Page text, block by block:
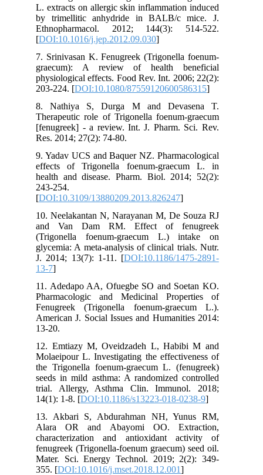
L. extracts on allergic skin inflammation induced
by trimellitic anhydride in BALB/c mice. J.
Ethnopharmacol. 2012; 144(3): 514-522.
[DOI:10.1016/j.jep.2012.09.030
7. Srinivasan K. Fenugreek (Trigonella foenum-
graecum): A review of health beneficial
physiological effects. Food Rev. Int. 2006; 22(2):
203-224. [DOI:10.1080/87559120600586315
8. Nathiya S, Durga M and Devasena T.
Therapeutic role of Trigonella foenum-graecum
[fenugreek] - a review. Int. J. Pharm. Sci. Rev.
Res. 2014; 27(2): 74-80.
9. Yadav UCS and Baquer NZ. Pharmacological
effects of Trigonella foenum-graecum L. in
health and disease. Pharm. Biol. 2014; 52(2):
243-254.
[DOI:10.3109/13880209.2013.826247
10. Neelakantan N, Narayanan M, De Souza RJ
and Van Dam RM. Effect of fenugreek
(Trigonella foenum-graecum L.) intake on
glycemia: A meta-analysis of clinical trials. Nutr.
J. 2014; 13(7): 1-11. [DOI:10.1186/1475-2891-
13-7
11. Adedapo AA, Ofuegbe SO and Soetan KO.
Pharmacologic and Medicinal Properties of
Fenugreek (Trigonella foenum-graecum L.).
American J. Social Issues and Humanities 2014:
13-20.
12. Emtiazy M, Oveidzadeh L, Habibi M and
Molaeipour L. Investigating the effectiveness of
the Trigonella foenum-graecum L. (fenugreek)
seeds in mild asthma: A randomized controlled
trial. Allergy, Asthma Clin. Immunol. 2018;
14(1): 1-8. [DOI:10.1186/s13223-018-0238-9
13. Akbari S, Abdurahman NH, Yunus RM,
Alara OR and Abayomi OO. Extraction,
characterization and antioxidant activity of
fenugreek (Trigonella-foenum graecum) seed oil.
Mater. Sci. Energy Technol. 2019; 2(2): 349-
355. [DOI:10.1016/j.mset.2018.12.001